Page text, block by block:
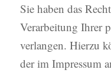
Sie haben das
Verarbeitung Ihrer
verlangen. Hierzu
der im Impressum